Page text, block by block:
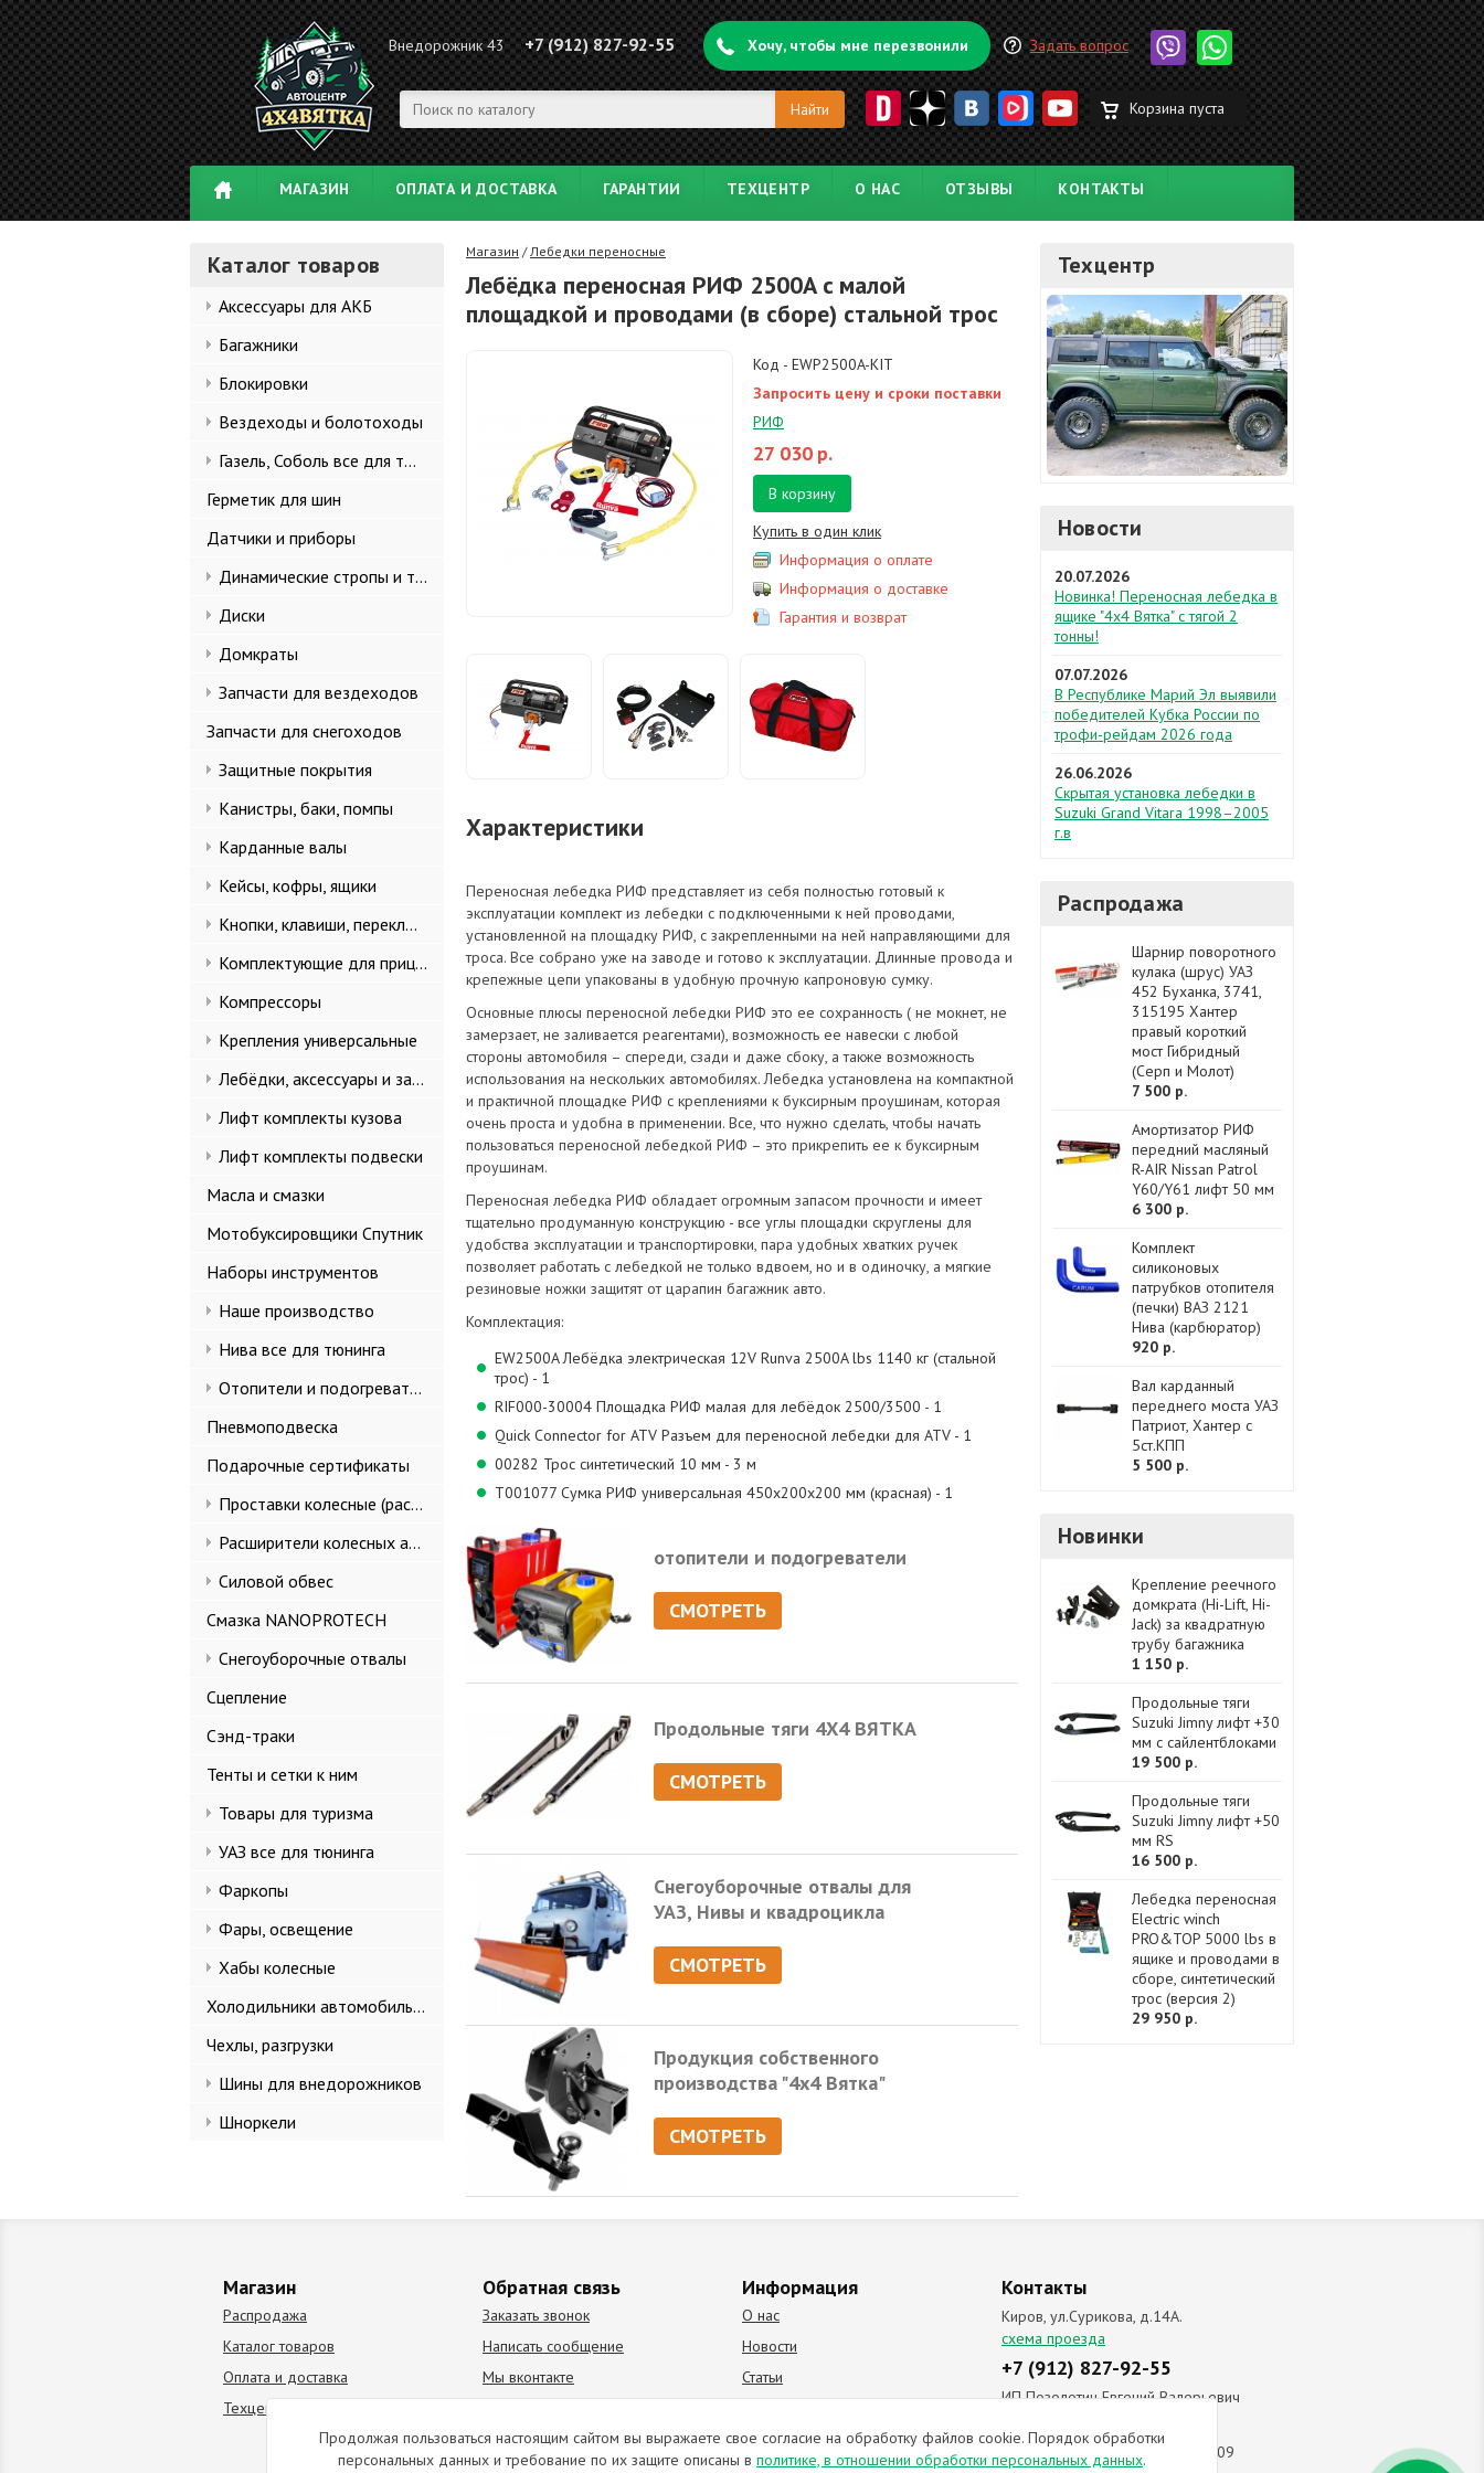
Внедорожник 43 +7 (912) 827-92-55 Хочу, чтобы мне перезвонили Задать вопрос
Корзина пуста
МАГАЗИН ОПЛАТА И ДОСТАВКА ГАРАНТИИ ТЕХЦЕНТР О НАС ОТЗЫВЫ КОНТАКТЫ
Каталог товаров
Аксессуары для АКБ
Багажники
Блокировки
Вездеходы и болотоходы
Газель, Соболь все для тюнинга
Герметик для шин
Датчики и приборы
Динамические стропы и такелаж
Диски
Домкраты
Запчасти для вездеходов
Запчасти для снегоходов
Защитные покрытия
Канистры, баки, помпы
Карданные валы
Кейсы, кофры, ящики
Кнопки, клавиши, переключатели
Комплектующие для прицепов
Компрессоры
Крепления универсальные
Лебёдки, аксессуары и запчасти
Лифт комплекты кузова
Лифт комплекты подвески
Масла и смазки
Мотобуксировщики Спутник
Наборы инструментов
Наше производство
Нива все для тюнинга
Отопители и подогреватели
Пневмоподвеска
Подарочные сертификаты
Проставки колесные (расширители колеи)
Расширители колесных арок и брызговики
Силовой обвес
Смазка NANOPROTECH
Снегоуборочные отвалы
Сцепление
Сэнд-траки
Тенты и сетки к ним
Товары для туризма
УАЗ все для тюнинга
Фаркопы
Фары, освещение
Хабы колесные
Холодильники автомобильные
Чехлы, разгрузки
Шины для внедорожников
Шноркели
Магазин /Лебедки переносные
Лебёдка переносная РИФ 2500A c малой
площадкой и проводами (в сборе) стальной трос
Код - EWP2500A-KIT
Запросить цену и сроки поставки
РИФ
27 030 р.
В корзину
Купить в один клик
Информация о оплате
Информация о доставке
Гарантия и возврат
Характеристики
Переносная лебедка РИФ представляет из себя полностью готовый к
эксплуатации комплект из лебедки с подключенными к ней проводами,
установленной на площадку РИФ, с закрепленными на ней направляющими для
троса. Все собрано уже на заводе и готово к эксплуатации. Длинные провода и
крепежные цепи упакованы в удобную прочную капроновую сумку.
Основные плюсы переносной лебедки РИФ это ее сохранность ( не мокнет, не
замерзает, не заливается реагентами), возможность ее навески с любой
стороны автомобиля – спереди, сзади и даже сбоку, а также возможность
использования на нескольких автомобилях. Лебедка установлена на компактной
и практичной площадке РИФ с креплениями к буксирным проушинам, которая
очень проста и удобна в применении. Все, что нужно сделать, чтобы начать
пользоваться переносной лебедкой РИФ – это прикрепить ее к буксирным
проушинам.
Переносная лебедка РИФ обладает огромным запасом прочности и имеет
тщательно продуманную конструкцию - все углы площадки скруглены для
удобства эксплуатации и транспортировки, пара удобных хватких ручек
позволяет работать с лебедкой не только вдвоем, но и в одиночку, а мягкие
резиновые ножки защитят от царапин багажник авто.
Комплектация:
EW2500A Лебёдка электрическая 12V Runva 2500A lbs 1140 кг (стальной
трос) - 1
RIF000-30004 Площадка РИФ малая для лебёдок 2500/3500 - 1
Quick Connector for ATV Разъем для переносной лебедки для ATV - 1
00282 Трос синтетический 10 мм - 3 м
Т001077 Сумка РИФ универсальная 450х200х200 мм (красная) - 1
отопители и подогреватели
СМОТРЕТЬ
Продольные тяги 4Х4 ВЯТКА
СМОТРЕТЬ
Снегоуборочные отвалы для
УАЗ, Нивы и квадроцикла
СМОТРЕТЬ
Продукция собственного
производства "4х4 Вятка"
СМОТРЕТЬ
Техцентр
Новости
20.07.2026
Новинка! Переносная лебедка в
ящике "4х4 Вятка" с тягой 2
тонны!
07.07.2026
В Республике Марий Эл выявили
победителей Кубка России по
трофи-рейдам 2026 года
26.06.2026
Скрытая установка лебедки в
Suzuki Grand Vitara 1998–2005
г.в
Распродажа
Шарнир поворотного
кулака (шрус) УАЗ
452 Буханка, 3741,
315195 Хантер
правый короткий
мост Гибридный
(Серп и Молот)
7 500 р.
Амортизатор РИФ
передний масляный
R-AIR Nissan Patrol
Y60/Y61 лифт 50 мм
6 300 р.
Комплект
силиконовых
патрубков отопителя
(печки) ВАЗ 2121
Нива (карбюратор)
920 р.
Вал карданный
переднего моста УАЗ
Патриот, Хантер с
5ст.КПП
5 500 р.
Новинки
Крепление реечного
домкрата (Hi-Lift, Hi-
Jack) за квадратную
трубу багажника
1 150 р.
Продольные тяги
Suzuki Jimny лифт +30
мм с сайлентблоками
19 500 р.
Продольные тяги
Suzuki Jimny лифт +50
мм RS
16 500 р.
Лебедка переносная
Electric winch
PRO&TOP 5000 lbs в
ящике и проводами в
сборе, синтетический
трос (версия 2)
29 950 р.
Магазин
Распродажа
Каталог товаров
Оплата и доставка
Техцентр
Обратная связь
Заказать звонок
Написать сообщение
Мы вконтакте
Информация
О нас
Новости
Статьи
Контакты
Киров, ул.Сурикова, д.14А.
схема проезда
+7 (912) 827-92-55
ИП Позолотин Евгений Валерьевич
ИНН 434537218055 / ОГРН ИП
309434505600123 от 25.02.2009
Продолжая пользоваться настоящим сайтом вы выражаете свое согласие на обработку файлов cookie. Порядок обработки
персональных данных и требование по их защите описаны в политике, в отношении обработки персональных данных.